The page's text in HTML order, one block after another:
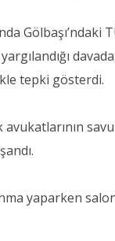
Gölbaşı’ndaki
tepki gösterdi.
yaparken